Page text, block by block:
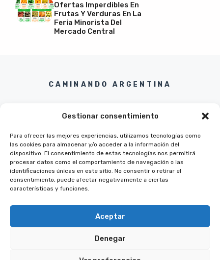
Gestionar consentimiento
Para ofrecer las mejores experiencias, utilizamos tecnologías como
las cookies para almacenar y/o acceder a la información del
dispositivo. El consentimiento de estas tecnologías nos permitirá
procesar datos como el comportamiento de navegación o las
identificaciones únicas en este sitio. No consentir o retirar el
consentimiento, puede afectar negativamente a ciertas
características y funciones.
Aceptar
Denegar
Ofertas Imperdibles En
Frutas Y Verduras En La
Feria Minorista Del
Mercado Central
CAMINANDO ARGENTINA
Twitter
Instagram
Pinterest
Facebook
© 2026 CAMINANDO ARGENTINA